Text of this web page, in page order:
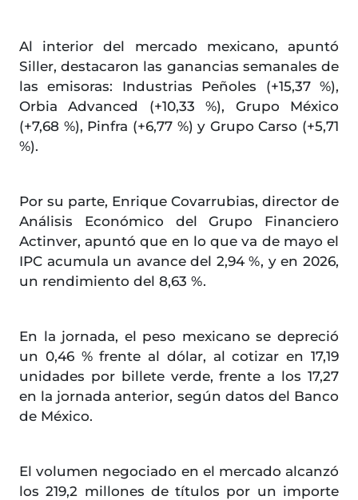
Al interior del mercado mexicano, apuntó
Siller, destacaron las ganancias semanales de
las emisoras: Industrias Peñoles (+15,37 %),
Orbia Advanced (+10,33 %), Grupo México
(+7,68 %), Pinfra (+6,77 %) y Grupo Carso (+5,71
%).
Por su parte, Enrique Covarrubias, director de
Análisis Económico del Grupo Financiero
Actinver, apuntó que en lo que va de mayo el
IPC acumula un avance del 2,94 %, y en 2026,
un rendimiento del 8,63 %.
En la jornada, el peso mexicano se depreció
un 0,46 % frente al dólar, al cotizar en 17,19
unidades por billete verde, frente a los 17,27
en la jornada anterior, según datos del Banco
de México.
El volumen negociado en el mercado alcanzó
los 219,2 millones de títulos por un importe